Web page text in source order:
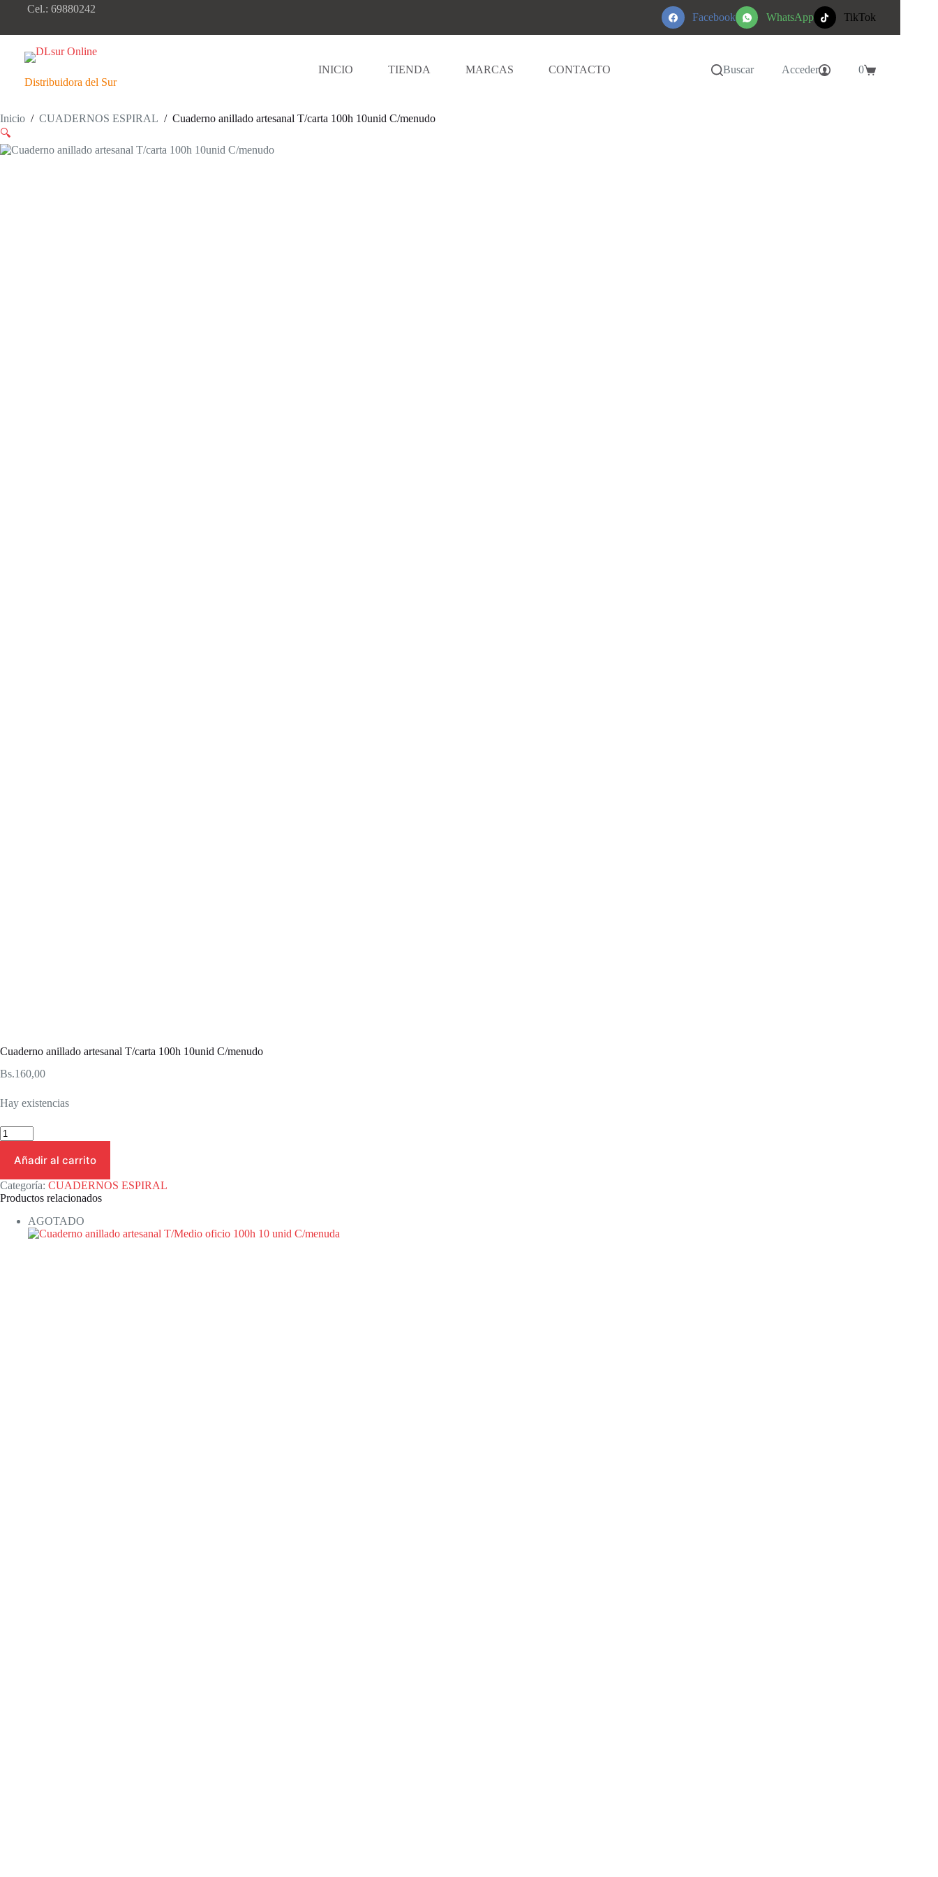
Cel.: 69880242
Facebook WhatsApp TikTok
Distribuidora del Sur
INICIO TIENDA MARCAS CONTACTO Buscar Acceder
Carro
0
Inicio / CUADERNOS ESPIRAL / Cuaderno anillado artesanal T/carta 100h 10unid C/menudo
🔍
Cuaderno anillado artesanal T/carta 100h 10unid C/menudo
Bs.160,00
Hay existencias
Cuaderno
anillado
artesanal
T/carta
100h
10unid
C/menudo
cantidad
Añadir al carrito
Categoría: CUADERNOS ESPIRAL
Productos relacionados
AGOTADO